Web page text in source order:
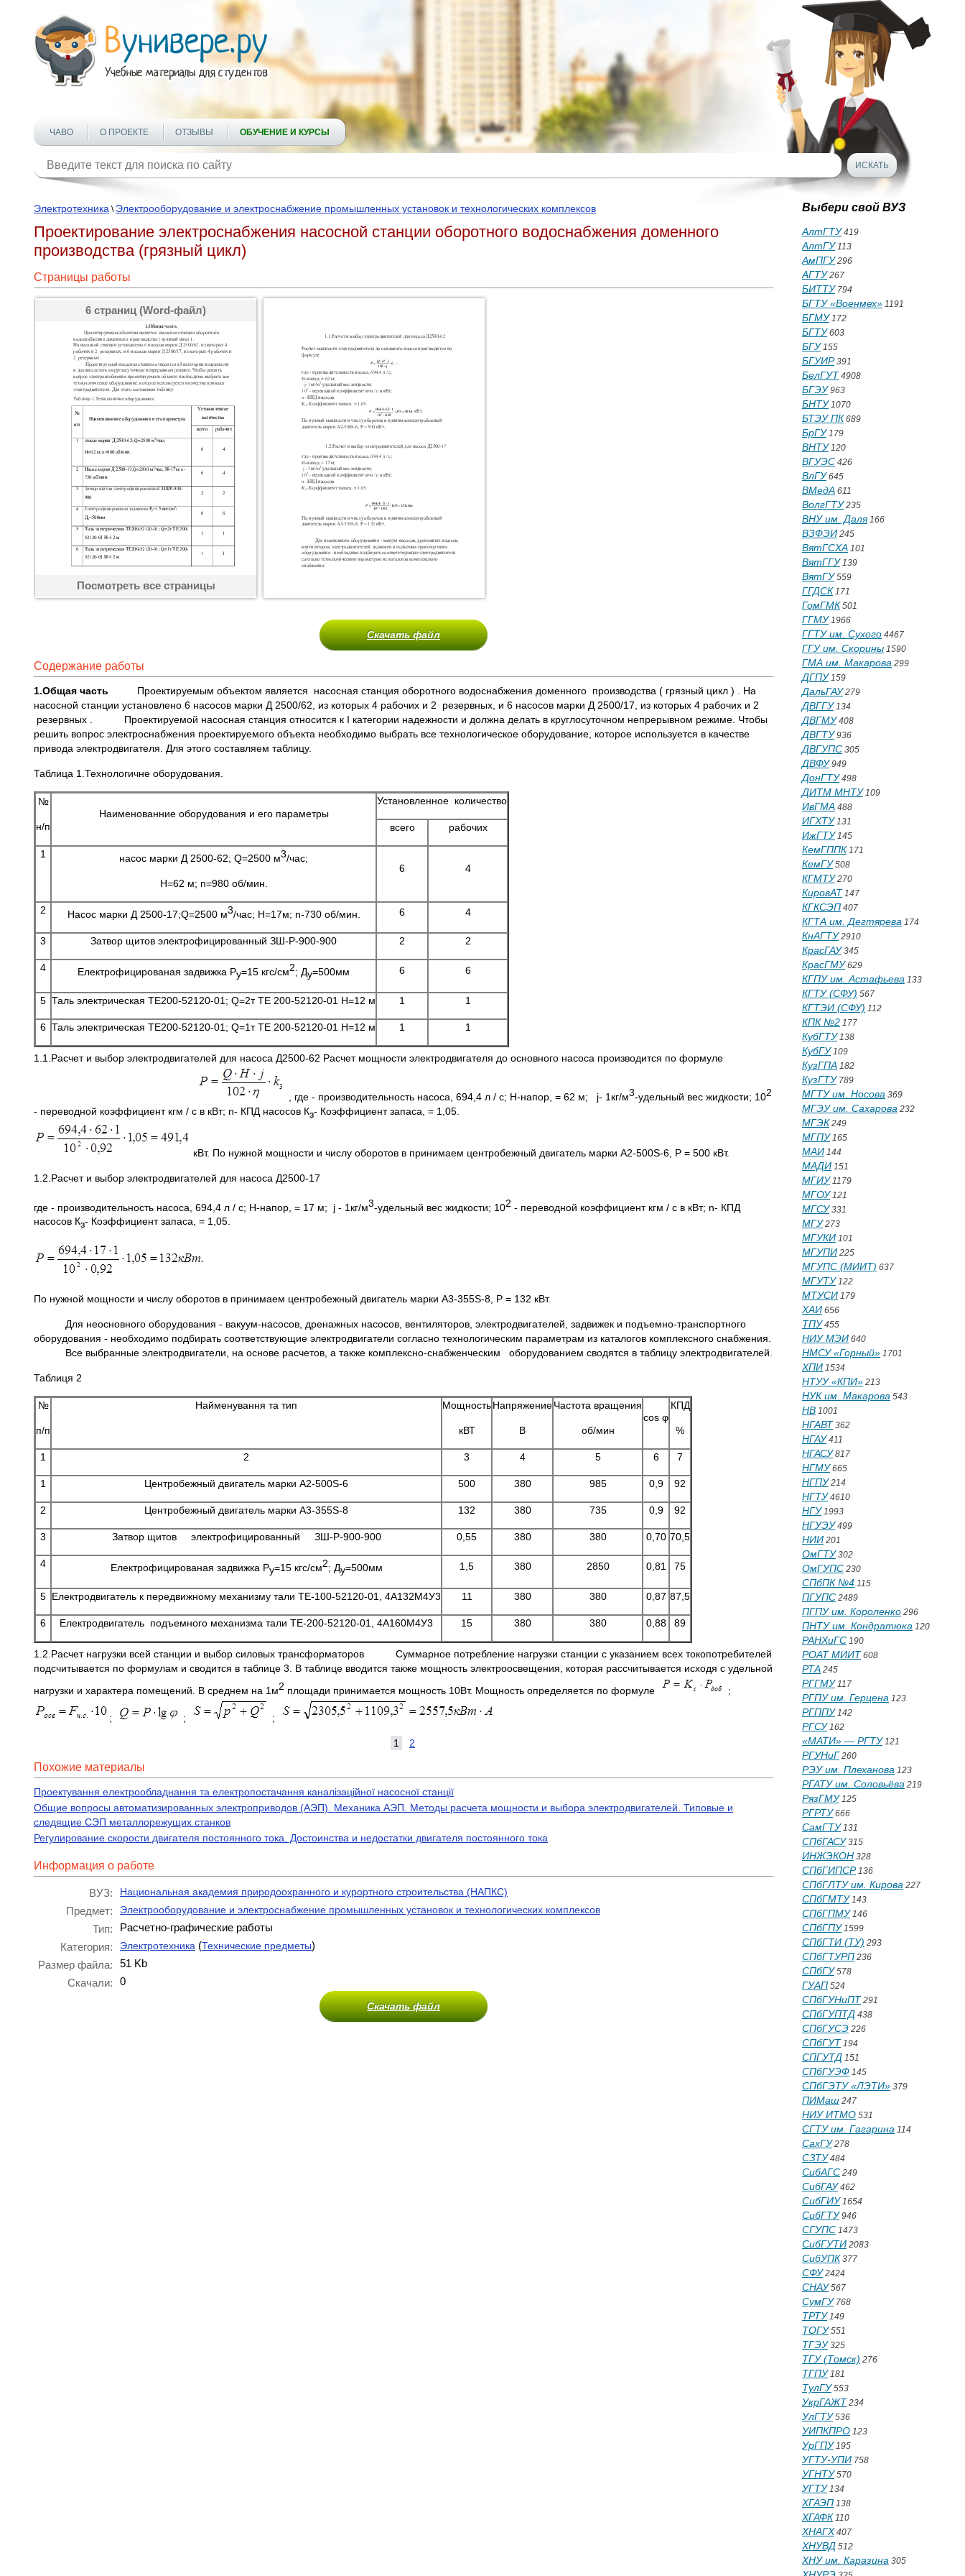
ЧАВО О ПРОЕКТЕ ОТЗЫВЫ ОБУЧЕНИЕ И КУРСЫ
Электротехника \ Электрооборудование и электроснабжение промышленных установок и технологических комплексов
Проектирование электроснабжения насосной станции оборотного водоснабжения доменного
производства (грязный цикл)
Страницы работы
6 страниц (Word-файл)
Посмотреть все страницы
Скачать файл
Содержание работы
1.Общая часть Проектируемым объектом является насосная станция оборотного водоснабжения доменного производства ( грязный цикл ) . На
насосной станции установлено 6 насосов марки Д 2500/62, из которых 4 рабочих и 2 резервных, и 6 насосов марки Д 2500/17, из которых 4 рабочих и 2
резервных . Проектируемой насосная станция относится к I категории надежности и должна делать в круглосуточном непрерывном режиме. Чтобы
решить вопрос электроснабжения проектируемого объекта необходимо выбрать все технологическое оборудование, которое используется в качестве
привода электродвигателя. Для этого составляем таблицу.
Таблица 1.Технологичне оборудования.
№
н/п
Наименованние оборудования и его параметры
Установленное количество
всего рабочих
1 насос марки Д 2500-62; Q=2500 м3/час;
H=62 м; n=980 об/мин.
6 4
2 Насос марки Д 2500-17;Q=2500 м3/час; Н=17м; n-730 об/мин. 6 4
3 Затвор щитов электрофицированный ЗШ-Р-900-900 2 2
4 Електрофицированая задвижка Ру=15 кгс/см2; Ду=500мм 6 6
5 Таль электрическая ТЕ200-52120-01; Q=2т ТЕ 200-52120-01 Н=12 м 1 1
6 Таль электрическая ТЕ200-52120-01; Q=1т ТЕ 200-52120-01 Н=12 м 1 1
1.1.Расчет и выбор электродвигателей для насоса Д2500-62 Расчет мощности электродвигателя до основного насоса производится по формуле
, где - производительность насоса, 694,4 л / с; H-напор, = 62 м; j- 1кг/м3-удельный вес жидкости; 102
- переводной коэффициент кгм / с в кВт; n- КПД насосов Кз- Коэффициент запаса, = 1,05.
кВт. По нужной мощности и числу оборотов в принимаем центробежный двигатель марки А2-500S-6, Р = 500 кВт.
1.2.Расчет и выбор электродвигателей для насоса Д2500-17
где - производительность насоса, 694,4 л / с; H-напор, = 17 м; j - 1кг/м3-удельный вес жидкости; 102 - переводной коэффициент кгм / с в кВт; n- КПД
насосов Кз- Коэффициент запаса, = 1,05.
По нужной мощности и числу оборотов в принимаем центробежный двигатель марки А3-355S-8, Р = 132 кВт.
Для неосновного оборудования - вакуум-насосов, дренажных насосов, вентиляторов, электродвигателей, задвижек и подъемно-транспортного
оборудования - необходимо подбирать соответствующие электродвигатели согласно технологическим параметрам из каталогов комплексного снабжения.
Все выбранные электродвигатели, на основе расчетов, а также комплексно-снабженческим оборудованием сводятся в таблицу электродвигателей.
Таблиця 2
№
п/п
Найменування та тип Мощность
кВТ
Напряжение
В
Частота вращения
об/мин
cos φ
КПД
%
1 2 3 4 5 6 7
1 Центробежный двигатель марки А2-500S-6 500 380 985 0,9 92
2 Центробежный двигатель марки А3-355S-8 132 380 735 0,9 92
3 Затвор щитов электрофицированный ЗШ-Р-900-900 0,55 380 380 0,70 70,5
4 Електрофицированая задвижка Ру=15 кгс/см2; Ду=500мм 1,5 380 2850 0,81 75
5 Електродвигатель к передвижному механизму тали ТЕ-100-52120-01, 4А132М4У3 11 380 380 0,87 87,5
6 Електродвигатель подъемного механизма тали ТЕ-200-52120-01, 4А160М4У3 15 380 380 0,88 89
1.2.Расчет нагрузки всей станции и выбор силовых трансформаторов Cуммарное потребление нагрузки станции с указанием всех токопотребителей
подсчитывается по формулам и сводится в таблице 3. В таблице вводится также мощность электроосвещения, которая рассчитывается исходя с удельной
нагрузки и характера помещений. В среднем на 1м2 площади принимается мощность 10Вт. Мощность определяется по формуле ;
; ; ;
1 2
Похожие материалы
Проектування електрообладнання та електропостачання каналізаційної насосної станції
Общие вопросы автоматизированных электроприводов (АЭП). Механика АЭП. Методы расчета мощности и выбора электродвигателей. Типовые и
следящие СЭП металлорежущих станков
Регулирование скорости двигателя постоянного тока. Достоинства и недостатки двигателя постоянного тока
Информация о работе
ВУЗ: Национальная академия природоохранного и курортного строительства (НАПКС)
Предмет: Электрооборудование и электроснабжение промышленных установок и технологических комплексов
Тип:
Расчетно-графические работы
Категория:
Электротехника (Технические предметы)
Размер файла:
51 Kb
Скачали:
0
Скачать файл
Выбери свой ВУЗ
АлтГТУ419
АлтГУ113
АмПГУ296
АГТУ267
БИТТУ794
БГТУ «Военмех» 1191
БГМУ172
БГТУ603
БГУ155
БГУИР391
БелГУТ 4908
БГЭУ963
БНТУ1070
БТЭУ ПК 689
БрГУ179
ВНТУ120
ВГУЭС 426
ВлГУ645
ВМедА 611
ВолгГТУ235
ВНУ им. Даля166
ВЗФЭИ 245
ВятГСХА 101
ВятГГУ139
ВятГУ559
ГГДСК 171
ГомГМК 501
ГГМУ1966
ГГТУ им. Сухого 4467
ГГУ им. Скорины 1590
ГМА им. Макарова 299
ДГПУ159
ДальГАУ279
ДВГГУ134
ДВГМУ408
ДВГТУ936
ДВГУПС 305
ДВФУ949
ДонГТУ498
ДИТМ МНТУ109
ИвГМА 488
ИГХТУ131
ИжГТУ145
КемГППК 171
КемГУ508
КГМТУ270
КировАТ 147
КГКСЭП 407
КГТА им. Дегтярева 174
КнАГТУ2910
КрасГАУ345
КрасГМУ629
КГПУ им. Астафьева 133
КГТУ (СФУ) 567
КГТЭИ (СФУ) 112
КПК №2 177
КубГТУ138
КубГУ109
КузГПА 182
КузГТУ789
МГТУ им. Носова 369
МГЭУ им. Сахарова 232
МГЭК 249
МГПУ165
МАИ 144
МАДИ 151
МГИУ1179
МГОУ121
МГСУ331
МГУ273
МГУКИ 101
МГУПИ 225
МГУПС (МИИТ) 637
МГУТУ122
МТУСИ 179
ХАИ 656
ТПУ455
НИУ МЭИ 640
НМСУ «Горный» 1701
ХПИ 1534
НТУУ «КПИ» 213
НУК им. Макарова 543
НВ 1001
НГАВТ 362
НГАУ411
НГАСУ817
НГМУ665
НГПУ214
НГТУ4610
НГУ1993
НГУЭУ499
НИИ 201
ОмГТУ302
ОмГУПС 230
СПбПК №4 115
ПГУПС 2489
ПГПУ им. Короленко 296
ПНТУ им. Кондратюка 120
РАНХиГС 190
РОАТ МИИТ 608
РТА 245
РГГМУ117
РГПУ им. Герцена 123
РГППУ142
РГСУ162
«МАТИ» — РГТУ121
РГУНиГ 260
РЭУ им. Плеханова 123
РГАТУ им. Соловьёва 219
РязГМУ125
РГРТУ666
СамГТУ131
СПбГАСУ315
ИНЖЭКОН 328
СПбГИПСР136
СПбГЛТУ им. Кирова 227
СПбГМТУ143
СПбГПМУ146
СПбГПУ1599
СПбГТИ (ТУ) 293
СПбГТУРП 236
СПбГУ578
ГУАП 524
СПбГУНиПТ 291
СПбГУПТД 438
СПбГУСЭ 226
СПбГУТ 194
СПГУТД 151
СПбГУЭФ 145
СПбГЭТУ «ЛЭТИ» 379
ПИМаш 247
НИУ ИТМО 531
СГТУ им. Гагарина 114
СахГУ278
СЗТУ484
СибАГС 249
СибГАУ462
СибГИУ1654
СибГТУ946
СГУПС 1473
СибГУТИ 2083
СибУПК 377
СФУ2424
СНАУ567
СумГУ768
ТРТУ149
ТОГУ551
ТГЭУ325
ТГУ (Томск) 276
ТГПУ181
ТулГУ553
УкрГАЖТ 234
УлГТУ536
УИПКПРО 123
УрГПУ195
УГТУ-УПИ 758
УГНТУ570
УГТУ134
ХГАЭП 138
ХГАФК 110
ХНАГХ 407
ХНУВД 512
ХНУ им. Каразина 305